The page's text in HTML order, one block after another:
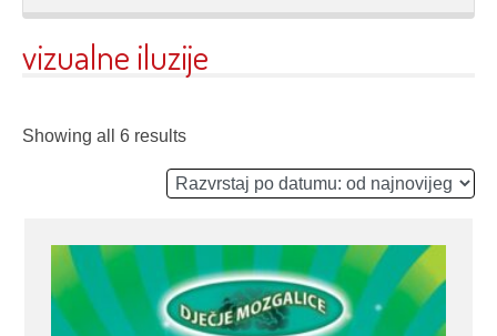
vizualne iluzije
Showing all 6 results